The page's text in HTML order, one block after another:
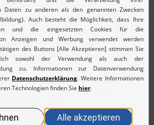
protokolliert; Bei Fehlern hilft dies, die
zu finden
von Produktschlüsseln:Sehen Sie
für Windows und Office
sind und welche Sie auf neuen
können
erleichtert Verwaltung:
lassen sich ohne großen
im Blick:
Lassen Sie sich von